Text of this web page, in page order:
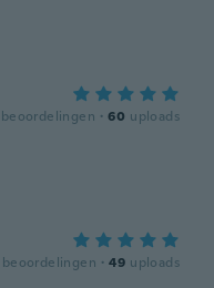
beoordelingen · 60 uploads
beoordelingen · 49 uploads